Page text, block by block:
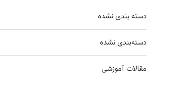
دسته بندی نشده
دسته‌بندی نشده
مقالات آموزشی